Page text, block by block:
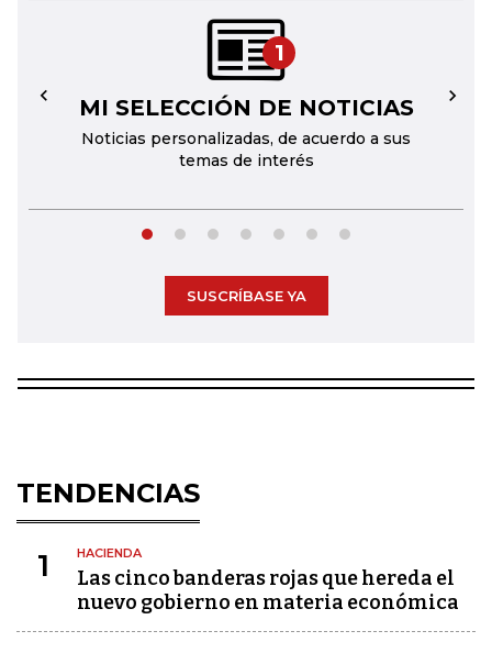
1
MI SELECCIÓN DE NOTICIAS
Noticias personalizadas, de acuerdo a sus
temas de interés
← →
SUSCRÍBASE YA
TENDENCIAS
1 HACIENDA
Las cinco banderas rojas que hereda el
nuevo gobierno en materia económica